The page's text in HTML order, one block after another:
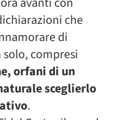
che
di
solo, compresi
orfani di un
sceglierlo
.